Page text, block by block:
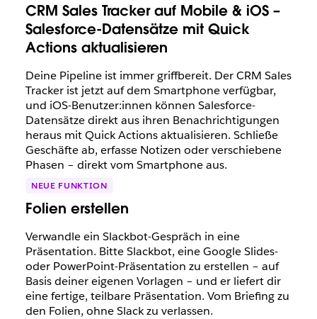
CRM Sales Tracker auf Mobile & iOS –
Salesforce-Datensätze mit Quick
Actions aktualisieren
Deine Pipeline ist immer griffbereit. Der CRM Sales
Tracker ist jetzt auf dem Smartphone verfügbar,
und iOS-Benutzer:innen können Salesforce-
Datensätze direkt aus ihren Benachrichtigungen
heraus mit Quick Actions aktualisieren. Schließe
Geschäfte ab, erfasse Notizen oder verschiebene
Phasen – direkt vom Smartphone aus.
NEUE FUNKTION
Folien erstellen
Verwandle ein Slackbot-Gespräch in eine
Präsentation. Bitte Slackbot, eine Google Slides-
oder PowerPoint-Präsentation zu erstellen – auf
Basis deiner eigenen Vorlagen – und er liefert dir
eine fertige, teilbare Präsentation. Vom Briefing zu
den Folien, ohne Slack zu verlassen.